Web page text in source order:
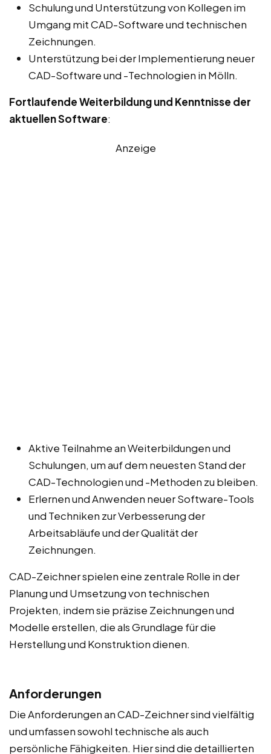
Schulung und Unterstützung von Kollegen im
Umgang mit CAD-Software und technischen
Zeichnungen.
Unterstützung bei der Implementierung neuer
CAD-Software und -Technologien in Mölln.
Fortlaufende Weiterbildung und Kenntnisse der
aktuellen Software:
Anzeige
Aktive Teilnahme an Weiterbildungen und
Schulungen, um auf dem neuesten Stand der
CAD-Technologien und -Methoden zu bleiben.
Erlernen und Anwenden neuer Software-Tools
und Techniken zur Verbesserung der
Arbeitsabläufe und der Qualität der
Zeichnungen.
CAD-Zeichner spielen eine zentrale Rolle in der
Planung und Umsetzung von technischen
Projekten, indem sie präzise Zeichnungen und
Modelle erstellen, die als Grundlage für die
Herstellung und Konstruktion dienen.
Anforderungen
Die Anforderungen an CAD-Zeichner sind vielfältig
und umfassen sowohl technische als auch
persönliche Fähigkeiten. Hier sind die detaillierten